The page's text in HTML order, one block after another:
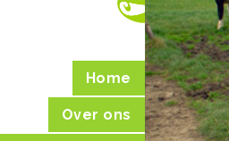
Home
Over ons